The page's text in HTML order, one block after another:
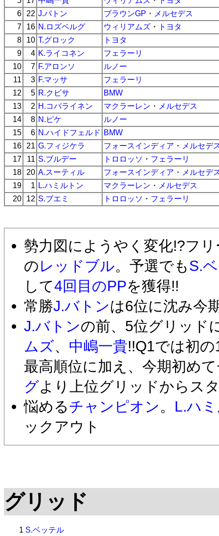
6
22 J.バトン ブラウンGP ・ メルセデス
7
16 N.ロズベルグ ウィリアムズ ・
トヨタ
8
10 T.グロック
トヨタ
9
4 K.ライコネン
フェラーリ
10
7 F.アロンソ
ルノー
11
3 F.マッサ
フェラーリ
12
5 R.クビサ
BMW
13
2 H.コバライネン マクラーレン ・ メルセデス
14
8 N.ピケ
ルノー
15
6 N.ハイドフェルド BMW
16
21 G.フィジケラ フォースインディア ・ メルセデ
17
11 S.ブルデー トロロッソ ・ フェラーリ
18
20 A.スーティル フォースインディア ・ メルセデ
19
1 L.ハミルトン マクラーレン ・ メルセデス
20
12 S.ブエミ トロロッソ ・ フェラーリ
勢力図にようやく変化!?フ
のレッドブル。予選でもS.
して4回目のPPを獲得!!
常勝J.バトンは6位に沈み今
J.バトンの前、5位グリッド
ムズ、 中嶋一貴!!Q1では初
最高順位に加え、今期初め
グより上位グリッドからス
悩めるチャンピオン。 L.ハ
ックアウト
グリッド
1 S.ベッテル